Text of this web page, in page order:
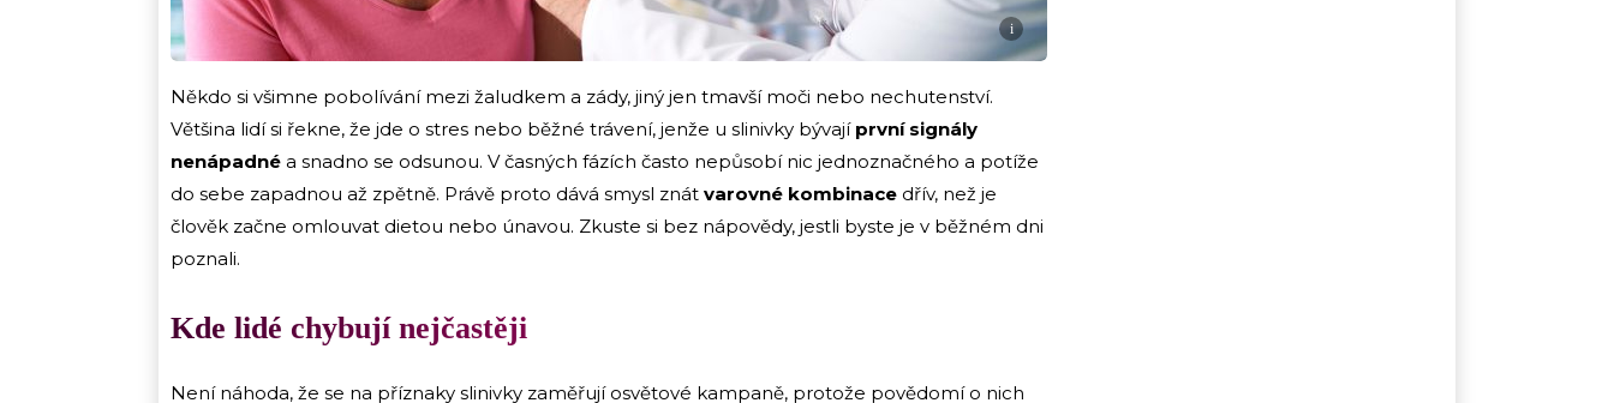
i
Někdo si všimne pobolívání mezi žaludkem a zády, jiný jen tmavší moči nebo nechutenství.
Většina lidí si řekne, že jde o stres nebo běžné trávení, jenže u slinivky bývají první signály
nenápadné a snadno se odsunou. V časných fázích často nepůsobí nic jednoznačného a potíže
do sebe zapadnou až zpětně. Právě proto dává smysl znát varovné kombinace dřív, než je
člověk začne omlouvat dietou nebo únavou. Zkuste si bez nápovědy, jestli byste je v běžném dni
poznali.
Kde lidé chybují nejčastěji
Není náhoda, že se na příznaky slinivky zaměřují osvětové kampaně, protože povědomí o nich